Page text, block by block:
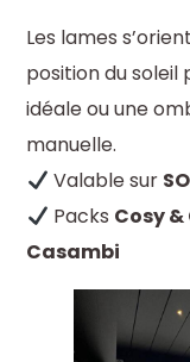
Les lames
position du soleil
idéale ou une
manuelle.
Valable sur
Packs Cosy
Casambi